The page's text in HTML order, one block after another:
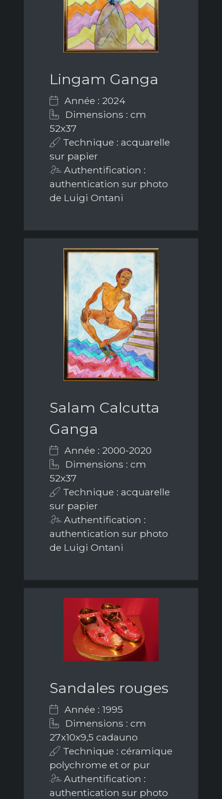
Lingam Ganga
Année : 2024
Dimensions : cm
52x37
Technique : acquarelle
sur papier
Authentification :
authentication sur photo
de Luigi Ontani
Salam Calcutta
Ganga
Année : 2000-2020
Dimensions : cm
52x37
Technique : acquarelle
sur papier
Authentification :
authentication sur photo
de Luigi Ontani
Sandales rouges
Année : 1995
Dimensions : cm
27x10x9,5 cadauno
Technique : céramique
polychrome et or pur
Authentification :
authentication sur photo